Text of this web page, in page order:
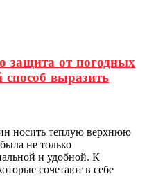
защита от погодных
выразить
носить теплую верхнюю
не только
и удобной. К
сочетают в себе